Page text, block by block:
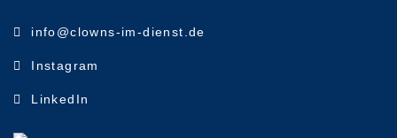
info@clowns-im-dienst.de
Instagram
LinkedIn